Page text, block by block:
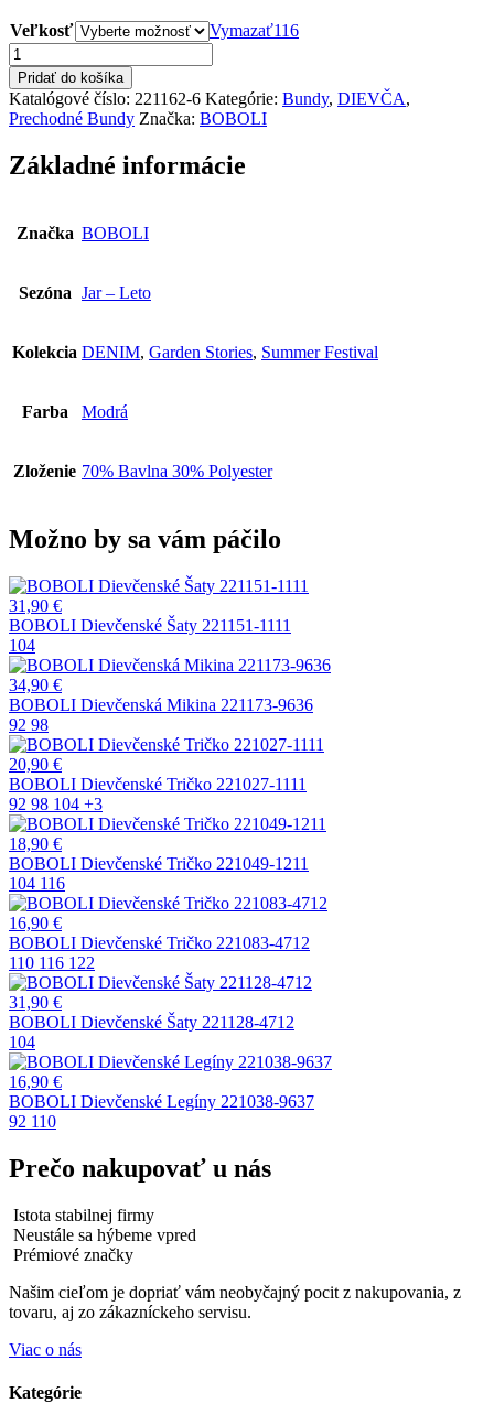
Veľkosť Vymazať116
množstvo
BOBOLI
Dievčenská
Rifľová
Bunda
6
Pridať do košíka
Katalógové číslo: 221162-6 Kategórie: Bundy, DIEVČA,
Prechodné Bundy Značka: BOBOLI
Základné informácie
Značka BOBOLI
Sezóna Jar – Leto
Kolekcia DENIM, Garden Stories, Summer Festival
Farba Modrá
Zloženie 70% Bavlna 30% Polyester
Možno by sa vám páčilo
31,90 €
BOBOLI Dievčenské Šaty 221151-1111
104
34,90 €
BOBOLI Dievčenská Mikina 221173-9636
92 98
20,90 €
BOBOLI Dievčenské Tričko 221027-1111
92 98 104 +3
18,90 €
BOBOLI Dievčenské Tričko 221049-1211
104 116
16,90 €
BOBOLI Dievčenské Tričko 221083-4712
110 116 122
31,90 €
BOBOLI Dievčenské Šaty 221128-4712
104
16,90 €
BOBOLI Dievčenské Legíny 221038-9637
92 110
Prečo nakupovať u nás
Istota stabilnej firmy
Neustále sa hýbeme vpred
Prémiové značky
Našim cieľom je dopriať vám neobyčajný pocit z nakupovania, z
tovaru, aj zo zákazníckeho servisu.
Viac o nás
Kategórie